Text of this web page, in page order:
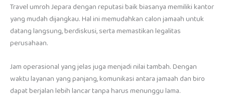
Travel umroh Jepara dengan reputasi baik biasanya memiliki kantor
yang mudah dijangkau. Hal ini memudahkan calon jamaah untuk
datang langsung, berdiskusi, serta memastikan legalitas
perusahaan.
Jam operasional yang jelas juga menjadi nilai tambah. Dengan
waktu layanan yang panjang, komunikasi antara jamaah dan biro
dapat berjalan lebih lancar tanpa harus menunggu lama.